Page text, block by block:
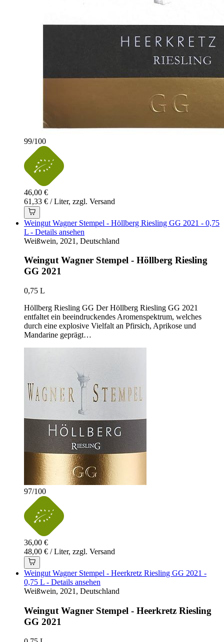
99/100
46,00 €
61,33 € / Liter, zzgl. Versand
Weingut Wagner Stempel - Höllberg Riesling GG 2021 - 0,75
L - Details ansehen
Weißwein, 2021, Deutschland
Weingut Wagner Stempel - Höllberg Riesling
GG 2021
0,75 L
Höllberg Riesling GG Der Höllberg Riesling GG 2021
entfaltet ein beeindruckendes Aromenspektrum, welches
durch eine explosive Vielfalt an Pfirsich, Aprikose und
Mandarine geprägt…
97/100
36,00 €
48,00 € / Liter, zzgl. Versand
Weingut Wagner Stempel - Heerkretz Riesling GG 2021 -
0,75 L - Details ansehen
Weißwein, 2021, Deutschland
Weingut Wagner Stempel - Heerkretz Riesling
GG 2021